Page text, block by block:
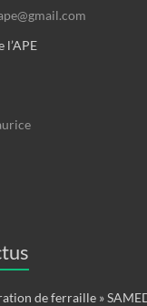
l’APE
de ferraille »